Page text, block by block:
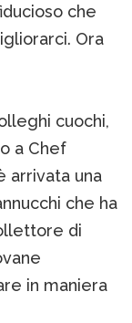
che
Ora
cuochi,
a Chef
arrivata una
che ha
di
in maniera